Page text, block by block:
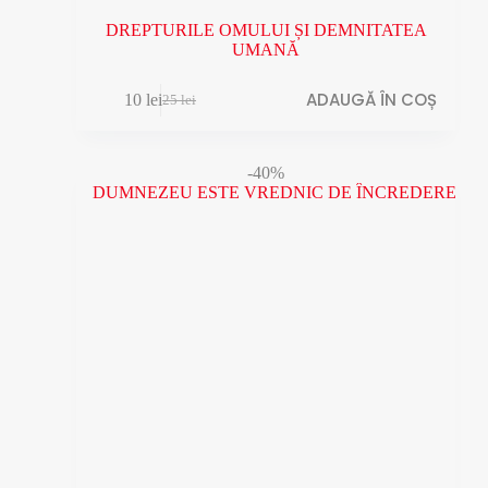
DREPTURILE OMULUI ȘI DEMNITATEA
UMANĂ
25lei
Prețul
25 lei.
10 leiPrețul
ADAUGĂ ÎN COȘ
-40%